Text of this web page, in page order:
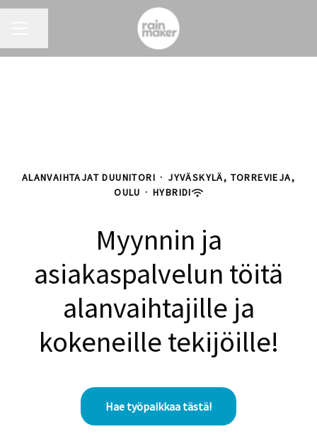
ALANVAIHTAJAT DUUNITORI · JYVÄSKYLÄ, TORREVIEJA,
OULU · HYBRIDI
Myynnin ja
asiakaspalvelun töitä
alanvaihtajille ja
kokeneille tekijöille!
Hae työpaikkaa tästä!